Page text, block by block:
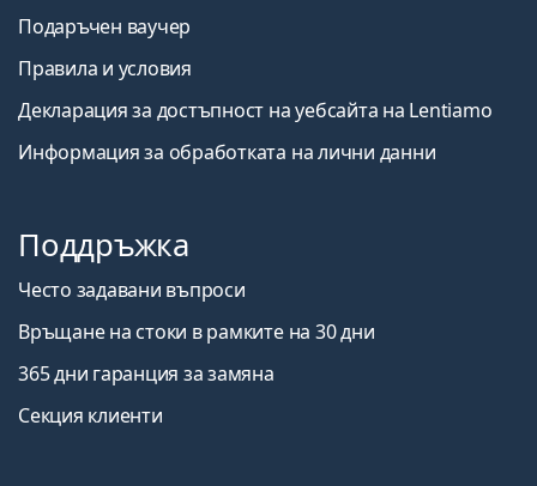
Подаръчен ваучер
Правила и условия
Декларация за достъпност на уебсайта на Lentiamo
Информация за обработката на лични данни
Поддръжка
Често задавани въпроси
Връщане на стоки в рамките на 30 дни
365 дни гаранция за замяна
Секция клиенти